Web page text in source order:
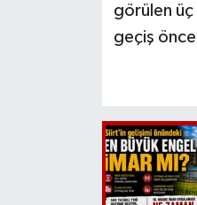
görülen üç
geçiş